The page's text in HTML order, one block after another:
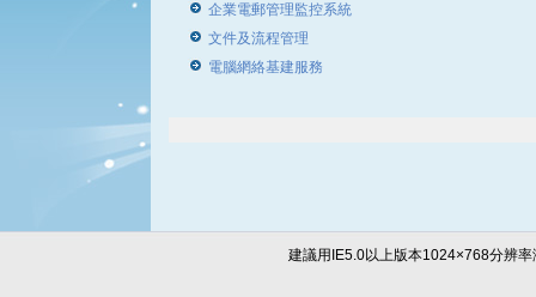
企業電郵管理監控系統
文件及流程管理
電腦網絡基建服務
建議用IE5.0以上版本1024×768分辨